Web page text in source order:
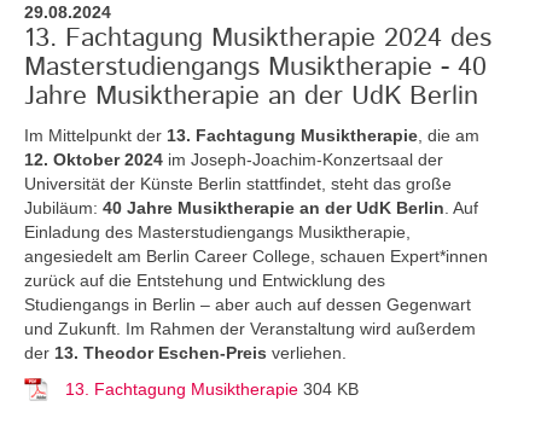
29.08.2024
13. Fachtagung Musiktherapie 2024 des
Masterstudiengangs Musiktherapie - 40
Jahre Musiktherapie an der UdK Berlin
Im Mittelpunkt der 13. Fachtagung Musiktherapie , die am
12. Oktober 2024 im Joseph-Joachim-Konzertsaal der
Universität der Künste Berlin stattfindet, steht das große
Jubiläum: 40 Jahre Musiktherapie an der UdK Berlin . Auf
Einladung des Masterstudiengangs Musiktherapie,
angesiedelt am Berlin Career College, schauen Expert*innen
zurück auf die Entstehung und Entwicklung des
Studiengangs in Berlin – aber auch auf dessen Gegenwart
und Zukunft. Im Rahmen der Veranstaltung wird außerdem
der 13. Theodor Eschen-Preis verliehen.
13. Fachtagung Musiktherapie 304 KB